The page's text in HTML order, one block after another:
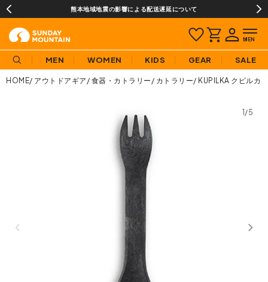
熊本地域地震の影響による配送遅延について
MEN WOMEN KIDS GEAR SALE
HOME アウトドアギア 食器・カトラリー カトラリー KUPILKA クピルカ
1/5